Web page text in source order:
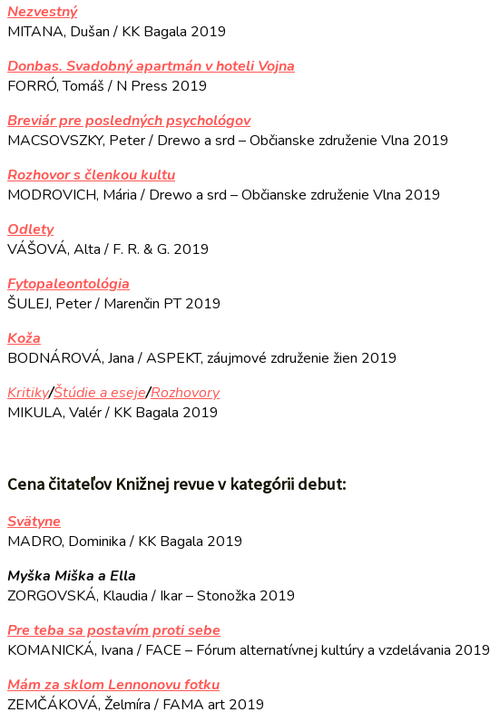
Nezvestný
MITANA, Dušan / KK Bagala 2019
Donbas. Svadobný apartmán v hoteli Vojna
FORRÓ, Tomáš / N Press 2019
Breviár pre posledných psychológov
MACSOVSZKY, Peter / Drewo a srd – Občianske združenie Vlna 2019
Rozhovor s členkou kultu
MODROVICH, Mária / Drewo a srd – Občianske združenie Vlna 2019
Odlety
VÁŠOVÁ, Alta / F. R. & G. 2019
Fytopaleontológia
ŠULEJ, Peter / Marenčin PT 2019
Koža
BODNÁROVÁ, Jana / ASPEKT, záujmové združenie žien 2019
Kritiky/Štúdie a eseje/Rozhovory
MIKULA, Valér / KK Bagala 2019
Cena čitateľov Knižnej revue v kategórii debut:
Svätyne
MADRO, Dominika / KK Bagala 2019
Myška Miška a Ella
ZORGOVSKÁ, Klaudia / Ikar – Stonožka 2019
Pre teba sa postavím proti sebe
KOMANICKÁ, Ivana / FACE – Fórum alternatívnej kultúry a vzdelávania 2019
Mám za sklom Lennonovu fotku
ZEMČÁKOVÁ, Želmíra / FAMA art 2019